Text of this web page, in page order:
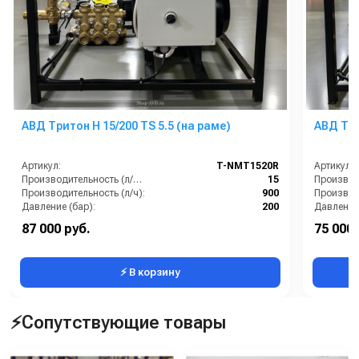
АВД Тритон Н 15/200 TS 5.5 (на раме)
Артикул:
T-NMT1520R
Производительность (л/мин):
15
Производительность (л/ч):
900
Давление (бар):
200
Напряжение (В):
Страна-производитель:
87 000 руб.
⚡ В корзину
АВД
Артикул:
Страна-
75 000
⚡Сопутствующие товары